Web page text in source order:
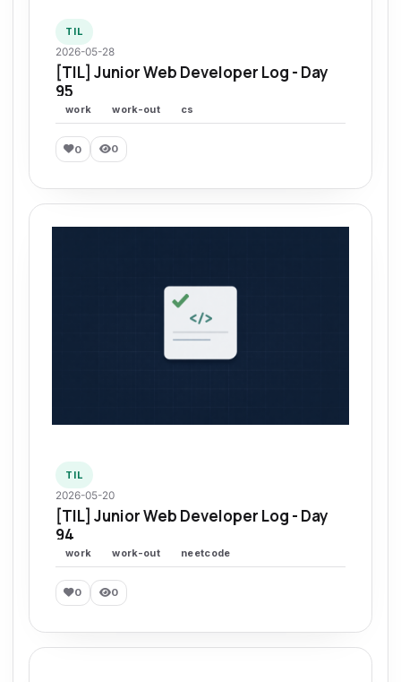
TIL
2026-05-28
[TIL] Junior Web Developer Log - Day
95
work work-out cs
0 0
TIL
2026-05-20
[TIL] Junior Web Developer Log - Day
94
work work-out neetcode
0 0